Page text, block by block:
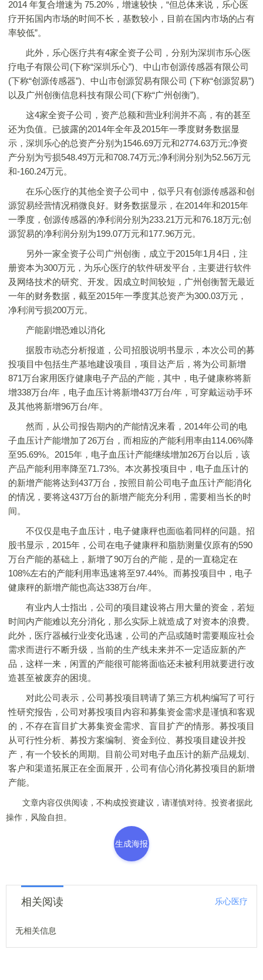
2014 年复合增速为 75.20%，增速较快，“但总体来说，乐心医
疗开拓国内市场的时间不长，基数较小，目前在国内市场的占有
率较低”。
此外，乐心医疗共有4家全资子公司，分别为深圳市乐心医
疗电子有限公司(下称“深圳乐心”)、中山市创源传感器有限公司
(下称“创源传感器”)、中山市创源贸易有限公司 (下称“创源贸易”)
以及广州创衡信息科技有限公司(下称“广州创衡”)。
这4家全资子公司，资产总额和营业利润并不高，有的甚至
还为负值。已披露的2014年全年及2015年一季度财务数据显
示，深圳乐心的总资产分别为1546.69万元和2774.63万元;净资
产分别为亏损548.49万元和708.74万元;净利润分别为52.56万元
和-160.24万元。
在乐心医疗的其他全资子公司中，似乎只有创源传感器和创
源贸易经营情况稍微良好。财务数据显示，在2014年和2015年
一季度，创源传感器的净利润分别为233.21万元和76.18万元;创
源贸易的净利润分别为199.07万元和177.96万元。
另外一家全资子公司广州创衡，成立于2015年1月4日，注
册资本为300万元，为乐心医疗的软件研发平台，主要进行软件
及网络技术的研究、开发。因成立时间较短，广州创衡暂无最近
一年的财务数据，截至2015年一季度其总资产为300.03万元，
净利润亏损200万元。
产能剧增恐难以消化
据股市动态分析报道，公司招股说明书显示，本次公司的募
投项目中包括生产基地建设项目，项目达产后，将为公司新增
871万台家用医疗健康电子产品的产能，其中，电子健康称将新
增338万台/年，电子血压计将新增437万台/年，可穿戴运动手环
及其他将新增96万台/年。
然而，从公司报告期内的产能情况来看，2014年公司的电
子血压计产能增加了26万台，而相应的产能利用率由114.06%降
至95.69%。2015年，电子血压计产能继续增加26万台以后，该
产品产能利用率降至71.73%。本次募投项目中，电子血压计的
的新增产能将达到437万台，按照目前公司电子血压计产能消化
的情况，要将这437万台的新增产能充分利用，需要相当长的时
间。
不仅仅是电子血压计，电子健康秤也面临着同样的问题。招
股书显示，2015年，公司在电子健康秤和脂肪测量仪原有的590
万台产能的基础上，新增了90万台的产能，是的一直稳定在
108%左右的产能利用率迅速将至97.44%。而募投项目中，电子
健康秤的新增产能也高达338万台/年。
有业内人士指出，公司的项目建设将占用大量的资金，若短
时间内产能难以充分消化，那么实际上就造成了对资本的浪费。
此外，医疗器械行业变化迅速，公司的产品或随时需要顺应社会
需求而进行不断升级，当前的生产线未来并不一定适应新的产
品，这样一来，闲置的产能很可能将面临还未被利用就要进行改
造甚至被废弃的困境。
对此公司表示，公司募投项目聘请了第三方机构编写了可行
性研究报告，公司对募投项目内容和募集资金需求是谨慎和客观
的，不存在盲目扩大募集资金需求、盲目扩产的情形。募投项目
从可行性分析、募投方案编制、资金到位、募投项目建设并投
产，有一个较长的周期。目前公司对电子血压计的新产品规划、
客户和渠道拓展正在全面展开，公司有信心消化募投项目的新增
产能。
文章内容仅供阅读，不构成投资建议，请谨慎对待。投资者据此
操作，风险自担。
生成海报
相关阅读 乐心医疗
无相关信息